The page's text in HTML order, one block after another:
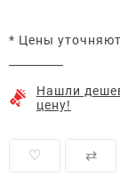
* Цены
Нашли
цену!
♡ ⇄